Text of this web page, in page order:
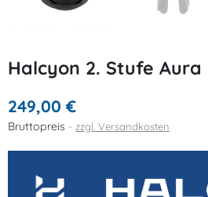
Halcyon 2. Stufe Aura
249,00 €
Bruttopreis zzgl. Versandkosten